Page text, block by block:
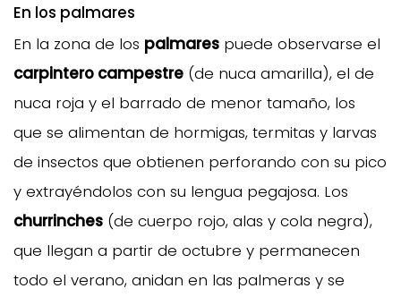
En los palmares
En la zona de los palmares puede observarse el
carpintero campestre (de nuca amarilla), el de
nuca roja y el barrado de menor tamaño, los
que se alimentan de hormigas, termitas y larvas
de insectos que obtienen perforando con su pico
y extrayéndolos con su lengua pegajosa. Los
churrinches (de cuerpo rojo, alas y cola negra),
que llegan a partir de octubre y permanecen
todo el verano, anidan en las palmeras y se